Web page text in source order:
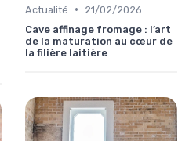
Actualité •
21/02/2026
Cave affinage fromage : l’art
de la maturation au cœur de
la filière laitière